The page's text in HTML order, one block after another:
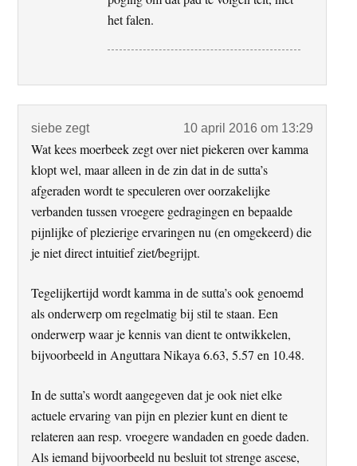
het falen.
siebe zegt 10 april 2016 om 13:29
Wat kees moerbeek zegt over niet piekeren over kamma
klopt wel, maar alleen in de zin dat in de sutta’s
afgeraden wordt te speculeren over oorzakelijke
verbanden tussen vroegere gedragingen en bepaalde
pijnlijke of plezierige ervaringen nu (en omgekeerd) die
je niet direct intuitief ziet/begrijpt.
Tegelijkertijd wordt kamma in de sutta’s ook genoemd
als onderwerp om regelmatig bij stil te staan. Een
onderwerp waar je kennis van dient te ontwikkelen,
bijvoorbeeld in Anguttara Nikaya 6.63, 5.57 en 10.48.
In de sutta’s wordt aangegeven dat je ook niet elke
actuele ervaring van pijn en plezier kunt en dient te
relateren aan resp. vroegere wandaden en goede daden.
Als iemand bijvoorbeeld nu besluit tot strenge ascese,